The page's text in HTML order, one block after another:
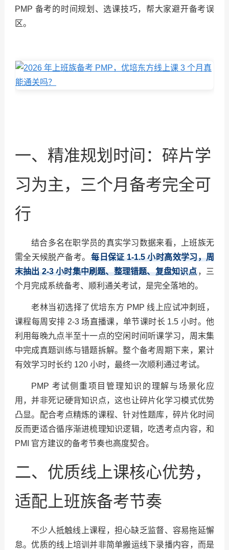
PMP 备考的时间规划、选课技巧，帮大家避开备考误
区。
一、精准规划时间：碎片学
习为主，三个月备考完全可
行
结合多名在职学员的真实学习数据来看，上班族无
需全天候脱产备考。每日保证 1-1.5 小时高效学习，周
末抽出 2-3 小时集中刷题、整理错题、复盘知识点，三
个月完成系统备考、顺利通关考试，是完全落地的。
老林当初选择了优培东方 PMP 线上应试冲刺班，
课程每周安排 2-3 场直播课，单节课时长 1.5 小时。他
利用每晚九点半至十一点的空闲时间听课学习，周末集
中完成真题训练与错题拆解。整个备考周期下来，累计
有效学习时长约 120 小时，最终一次顺利通过考试。
PMP 考试侧重项目管理知识的理解与场景化应
用，并非死记硬背知识点，这也让碎片化学习模式优势
凸显。配合考点精炼的课程、针对性题库，碎片化时间
反而更适合循序渐进梳理知识逻辑，吃透考点内容，和
PMI 官方建议的备考节奏也高度契合。
二、优质线上课核心优势，
适配上班族备考节奏
不少人抵触线上课程，担心缺乏监督、容易拖延懈
怠。优质的线上培训并非简单搬运线下录播内容，而是